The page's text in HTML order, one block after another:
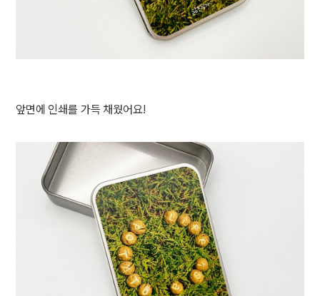
앞면에 인쇄를 가득 채웠어요!